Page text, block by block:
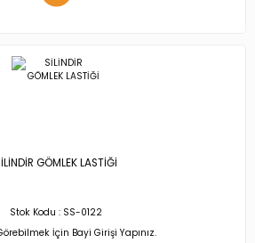
GÖMLEK LASTİĞİ
Stok Kodu : SS-0122
İçin Bayi Girişi Yapınız.